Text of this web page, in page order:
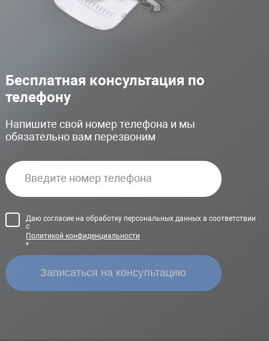
Бесплатная консультация по
телефону
Напишите свой номер телефона и мы
обязательно вам перезвоним
Даю согласие на обработку персональных данных в соответствии
с
Политикой конфиденциальности
*